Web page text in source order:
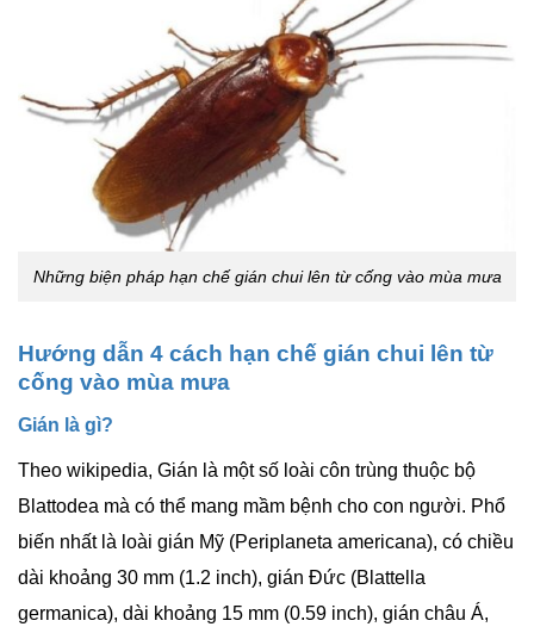
Những biện pháp hạn chế gián chui lên từ cống vào mùa mưa
Hướng dẫn 4 cách hạn chế gián chui lên từ
cống vào mùa mưa
Gián là gì?
Theo wikipedia, Gián là một số loài côn trùng thuộc bộ
Blattodea mà có thể mang mầm bệnh cho con người. Phổ
biến nhất là loài gián Mỹ (Periplaneta americana), có chiều
dài khoảng 30 mm (1.2 inch), gián Đức (Blattella
germanica), dài khoảng 15 mm (0.59 inch), gián châu Á,